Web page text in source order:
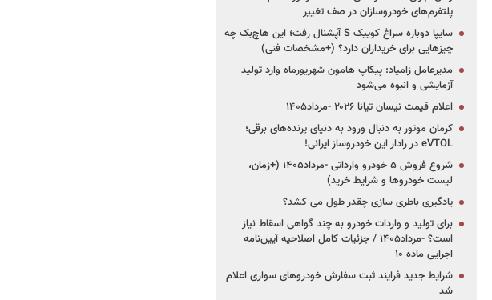
پلتفرم‌های خودروسازان در صف تغییر
سایپا دوباره سراغ کوییک S آپشنال رفت؛ این هاچ‌بک چه
چیزهایی برای خریداران دارد؟ (+مشخصات فنی)
مدیرعامل زامیاد: پیکاپ هامون شهریورماه وارد تولید
آزمایشی و انبوه می‌شود
اعلام قیمت نیسان تیانا ۲۰۲۶ -مرداد۱۴۰۵
کرمان موتور به دنبال ورود به دنیای پرنده‌های برقی؛
eVTOL در رادار این خودروساز ایرانی!
شروع فروش ۵ خودرو وارداتی -مرداد۱۴۰۵ (+زمان،
لیست خودروها و شرایط خرید)
یادگیری باطری سازی چقدر طول می کشد؟
برای تولید و واردات خودرو به چند گواهی اسقاط نیاز
است؟ -مرداد۱۴۰۵ / جزئیات کامل اصلاحیه آیین‌نامه
اجرایی ماده ۱۰
شرایط جدید فرایند ثبت سفارش خودروهای سواری اعلام
شد